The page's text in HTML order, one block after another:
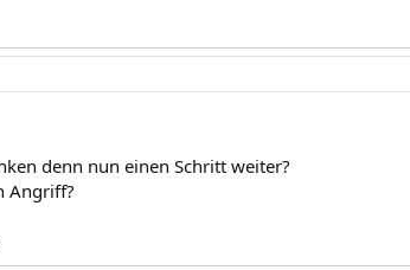
denn nun einen Schritt weiter?
Angriff?